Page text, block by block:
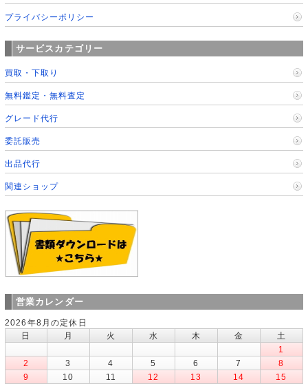
プライバシーポリシー
サービスカテゴリー
買取・下取り
無料鑑定・無料査定
グレード代行
委託販売
出品代行
関連ショップ
営業カレンダー
2026年8月の定休日
日
月 火 水 木 金
土
1
2
3 4 5 6 7
8
9
10 11 12 13 14
15